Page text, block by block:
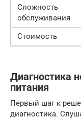
Сложность
обслуживания
Стоимость
Диагностика
питания
Первый шаг к
диагностика.